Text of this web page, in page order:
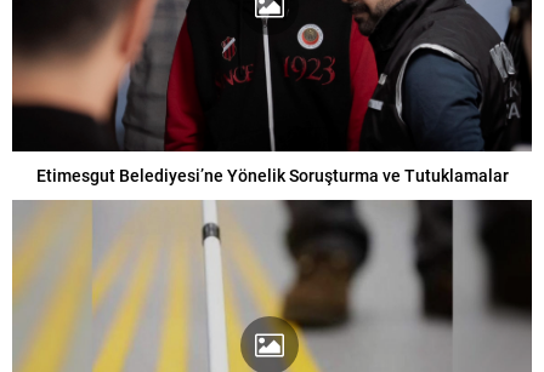
Etimesgut Belediyesi’ne Yönelik Soruşturma ve Tutuklamalar